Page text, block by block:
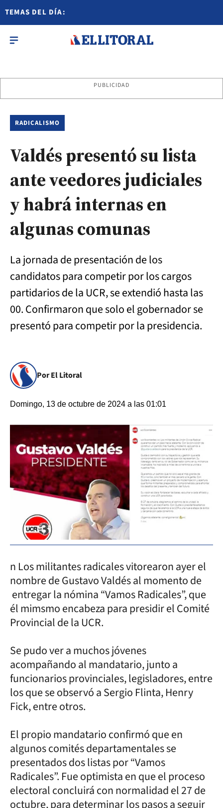
TEMAS DEL DÍA:
PUBLICIDAD
RADICALISMO
Valdés presentó su lista
ante veedores judiciales
y habrá internas en
algunas comunas
La jornada de presentación de los
candidatos para competir por los cargos
partidarios de la UCR, se extendió hasta las
00. Confirmaron que solo el gobernador se
presentó para competir por la presidencia.
Por El Litoral
Domingo, 13 de octubre de 2024 a las 01:01
n Los militantes radicales vitorearon ayer el
nombre de Gustavo Valdés al momento de
entregar la nómina “Vamos Radicales”, que
él mimsmo encabeza para presidir el Comité
Provincial de la UCR.
Se pudo ver a muchos jóvenes
acompañando al mandatario, junto a
funcionarios provinciales, legisladores, entre
los que se observó a Sergio Flinta, Henry
Fick, entre otros.
El propio mandatario confirmó que en
algunos comités departamentales se
presentados dos listas por “Vamos
Radicales”. Fue optimista en que el proceso
electoral concluirá con normalidad el 27 de
octubre, para determinar los pasos a seguir